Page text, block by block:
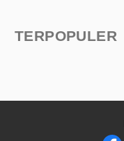
TERPOPULER